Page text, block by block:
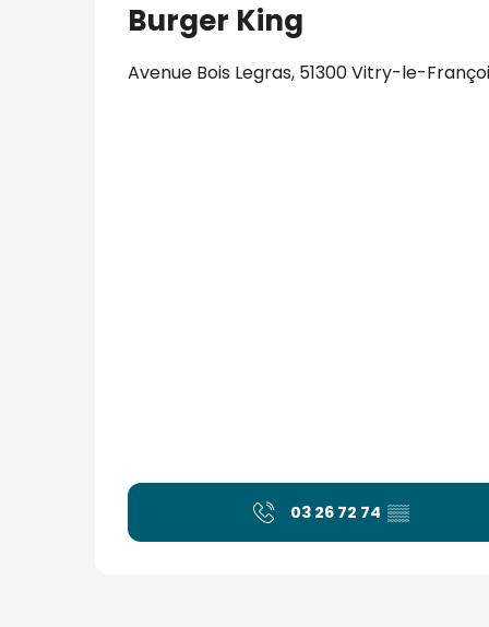
Burger King
Avenue Bois Legras, 51300 Vitry-le-
03 26 72 74 ▒▒